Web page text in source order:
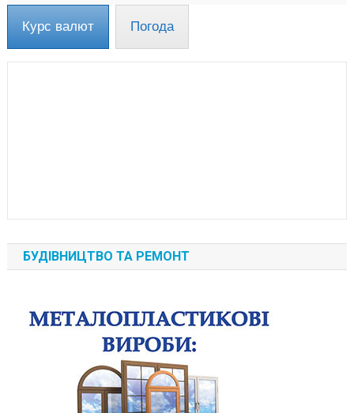
Курс валют Погода
БУДІВНИЦТВО ТА РЕМОНТ